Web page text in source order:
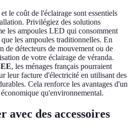
le coût de l'éclairage sont essentiels
Privilégiez des solutions
les ampoules LED qui consomment
les ampoules traditionnelles. En
de détecteurs de mouvement ou de
de votre éclairage de véranda.
, les ménages français pourraient
leur facture d'électricité en utilisant des
Cela renforce les avantages d'un
qu'environnemental.
avec des accessoires